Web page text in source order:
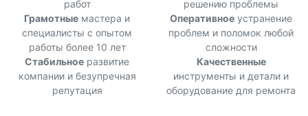
работ
решению проблемы
Грамотные мастера и
специалисты с опытом
работы более 10 лет
Оперативное устранение
проблем и поломок любой
сложности
Стабильное развитие
компании и безупречная
репутация
Качественные
инструменты и детали и
оборудование для ремонта